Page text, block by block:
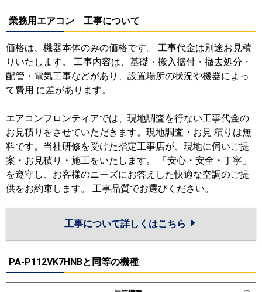
業務用エアコン 工事について
価格は、機器本体のみの価格です。 工事代金は別途お見積
りいたします。 工事内容は、基礎・搬入据付・撤去処分・
配管・電気工事などがあり、設置場所の状況や機器によっ
て費用 に差があります。
エアコンフロンティアでは、現地調査を行ない工事代金の
お見積りをさせていただきます。現地調査・お見 積りは無
料です。当社研修を受けた指定工事店が、現地に伺いご提
案・お見積り・施工をいたします。 「安心・安全・丁寧」
を遵守し、お客様のニーズにお答えした快適な空調のご提
供をお約束します。 工事品質でお選びください。
工事について詳しくはこちら
PA-P112VK7HNBと同等の機種